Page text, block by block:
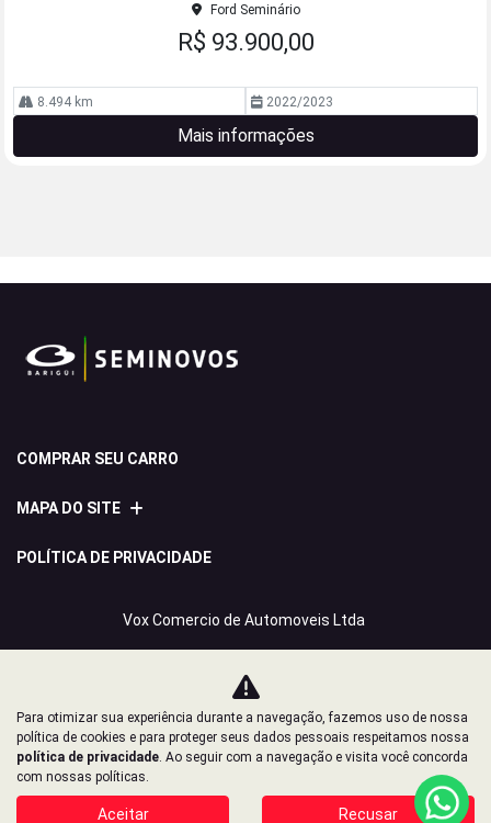
Ford Seminário
R$ 93.900,00
8.494 km 2022/2023
Mais informações
COMPRAR SEU CARRO
MAPA DO SITE
POLÍTICA DE PRIVACIDADE
Vox Comercio de Automoveis Ltda
Desacelere. Seu bem maior é a vida.
Para otimizar sua experiência durante a navegação, fazemos uso de nossa
política de cookies e para proteger seus dados pessoais respeitamos nossa
política de privacidade. Ao seguir com a navegação e visita você concorda
com nossas políticas.
Aceitar Recusar